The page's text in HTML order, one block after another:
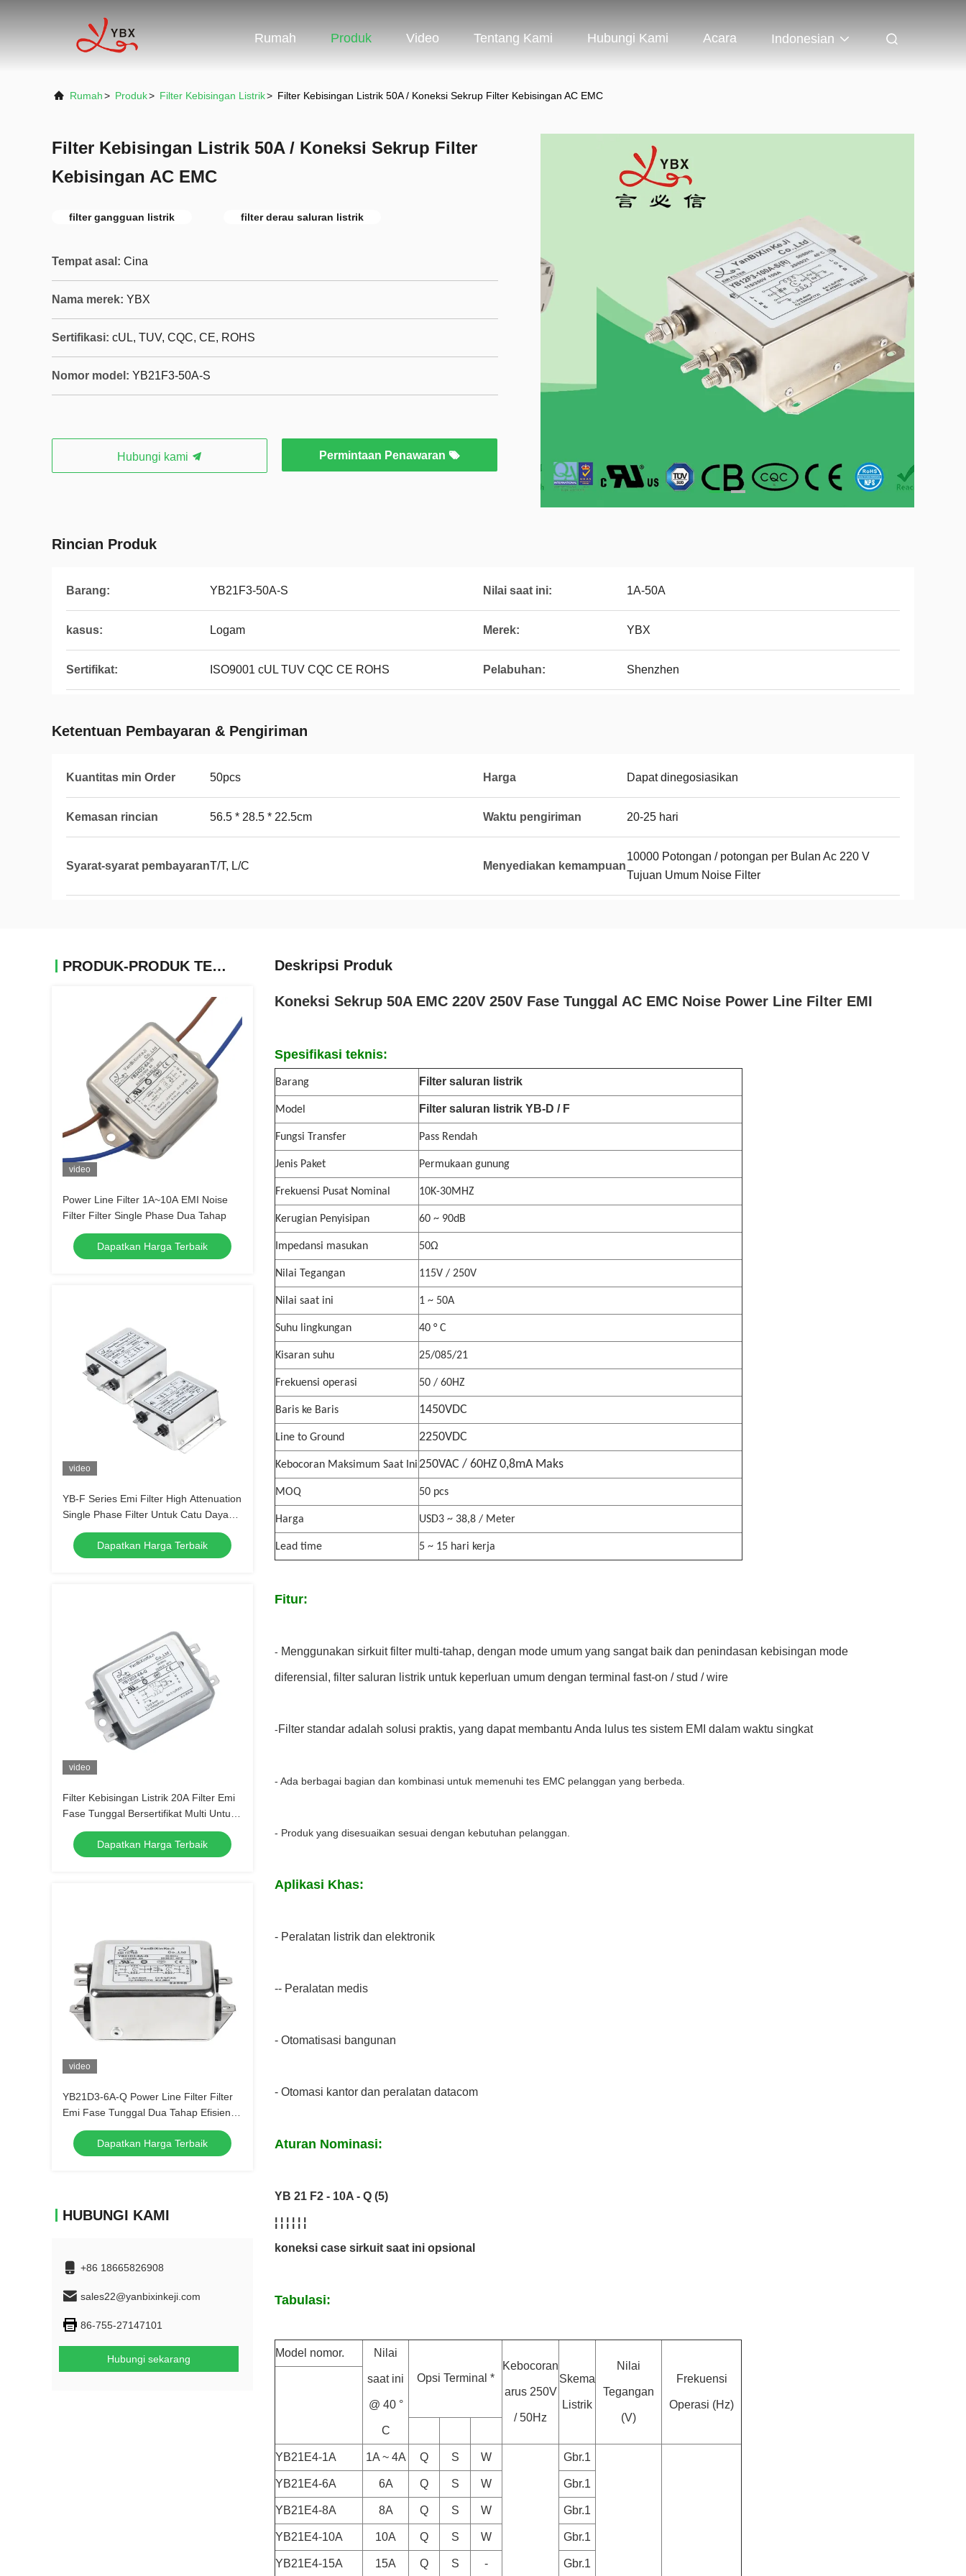
Rumah Produk Video Tentang Kami Hubungi Kami Acara Indonesian
Rumah> Produk> Filter Kebisingan Listrik> Filter Kebisingan Listrik 50A / Koneksi Sekrup Filter Kebisingan AC EMC
Filter Kebisingan Listrik 50A / Koneksi Sekrup Filter
Kebisingan AC EMC
filter gangguan listrik filter derau saluran listrik
Tempat asal: Cina
Nama merek: YBX
Sertifikasi: cUL, TUV, CQC, CE, ROHS
Nomor model: YB21F3-50A-S
Hubungi kami Permintaan Penawaran
Rincian Produk
Barang: YB21F3-50A-S Nilai saat ini: 1A-50A
kasus: Logam Merek: YBX
Sertifikat: ISO9001 cUL TUV CQC CE ROHS Pelabuhan: Shenzhen
Ketentuan Pembayaran & Pengiriman
Kuantitas min Order 50pcs Harga Dapat dinegosiasikan
Kemasan rincian 56.5 * 28.5 * 22.5cm Waktu pengiriman 20-25 hari
Syarat-syarat pembayaranT/T, L/C Menyediakan kemampuan
10000 Potongan / potongan per Bulan Ac 220 V
Tujuan Umum Noise Filter
PRODUK-PRODUK TERKAIT
video
Power Line Filter 1A~10A EMI Noise
Filter Filter Single Phase Dua Tahap
Dapatkan Harga Terbaik
video
YB-F Series Emi Filter High Attenuation
Single Phase Filter Untuk Catu Daya
115V/250V
Dapatkan Harga Terbaik
video
Filter Kebisingan Listrik 20A Filter Emi
Fase Tunggal Bersertifikat Multi Untuk
Peralatan Elektronik
Dapatkan Harga Terbaik
video
YB21D3-6A-Q Power Line Filter Filter
Emi Fase Tunggal Dua Tahap Efisiensi
Tinggi
Dapatkan Harga Terbaik
HUBUNGI KAMI
+86 18665826908
sales22@yanbixinkeji.com
86-755-27147101
Hubungi sekarang
Deskripsi Produk
Koneksi Sekrup 50A EMC 220V 250V Fase Tunggal AC EMC Noise Power Line Filter EMI
Spesifikasi teknis:
Barang Filter saluran listrik
Model Filter saluran listrik YB-D / F
Fungsi Transfer Pass Rendah
Jenis Paket Permukaan gunung
Frekuensi Pusat Nominal 10K-30MHZ
Kerugian Penyisipan 60 ~ 90dB
Impedansi masukan 50Ω
Nilai Tegangan 115V / 250V
Nilai saat ini 1 ~ 50A
Suhu lingkungan 40 ° C
Kisaran suhu 25/085/21
Frekuensi operasi 50 / 60HZ
Baris ke Baris 1450VDC
Line to Ground 2250VDC
Kebocoran Maksimum Saat Ini250VAC / 60HZ 0,8mA Maks
MOQ 50 pcs
Harga USD3 ~ 38,8 / Meter
Lead time 5 ~ 15 hari kerja
Fitur:
- Menggunakan sirkuit filter multi-tahap, dengan mode umum yang sangat baik dan penindasan kebisingan mode
diferensial, filter saluran listrik untuk keperluan umum dengan terminal fast-on / stud / wire
-Filter standar adalah solusi praktis, yang dapat membantu Anda lulus tes sistem EMI dalam waktu singkat
- Ada berbagai bagian dan kombinasi untuk memenuhi tes EMC pelanggan yang berbeda.
- Produk yang disesuaikan sesuai dengan kebutuhan pelanggan.
Aplikasi Khas:
- Peralatan listrik dan elektronik
-- Peralatan medis
- Otomatisasi bangunan
- Otomasi kantor dan peralatan datacom
Aturan Nominasi:
YB 21 F2 - 10A - Q (5)
¦ ¦ ¦ ¦ ¦ ¦
koneksi case sirkuit saat ini opsional
Tabulasi:
Model nomor. Nilai
saat ini
@ 40 °
C
Opsi Terminal *
Kebocoran
arus 250V
/ 50Hz
Skema
Listrik
Nilai
Tegangan
(V)
Frekuensi
Operasi (Hz)
YB21E4-1A 1A ~ 4A Q S W Gbr.1
YB21E4-6A 6A Q S W Gbr.1
YB21E4-8A 8A Q S W Gbr.1
YB21E4-10A 10A Q S W Gbr.1
YB21E4-15A 15A Q S - Gbr.1